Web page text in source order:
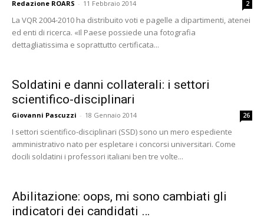
Redazione ROARS - 11 Febbraio 2014 2
La VQR 2004-2010 ha distribuito voti e pagelle a dipartimenti, atenei
ed enti di ricerca. «Il Paese possiede una fotografia
dettagliatissima e soprattutto certificata...
Soldatini e danni collaterali: i settori
scientifico-disciplinari
Giovanni Pascuzzi - 18 Gennaio 2014 26
I settori scientifico-disciplinari (SSD) sono un mero espediente
amministrativo nato per espletare i concorsi universitari. Come
docili soldatini i professori italiani ben tre volte...
Abilitazione: oops, mi sono cambiati gli
indicatori dei candidati …